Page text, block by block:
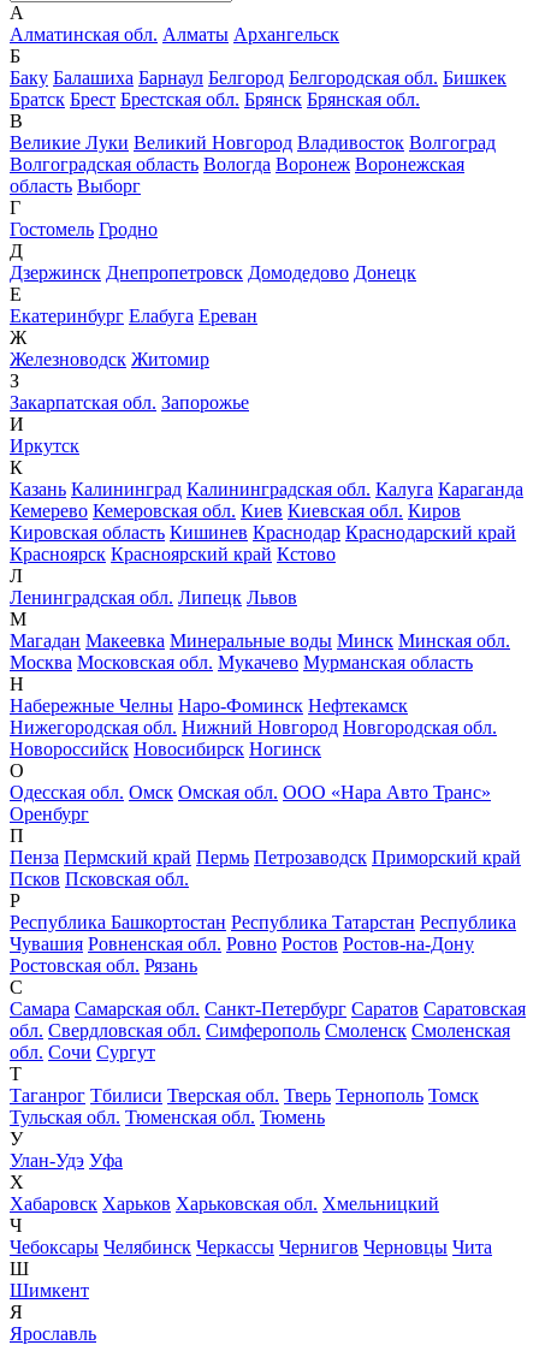
А
Алматинская обл. Алматы Архангельск
Б
Баку Балашиха Барнаул Белгород Белгородская обл. Бишкек
Братск Брест Брестская обл. Брянск Брянская обл.
В
Великие Луки Великий Новгород Владивосток Волгоград
Волгоградская область Вологда Воронеж Воронежская
область Выборг
Г
Гостомель Гродно
Д
Дзержинск Днепропетровск Домодедово Донецк
Е
Екатеринбург Елабуга Ереван
Ж
Железноводск Житомир
З
Закарпатская обл. Запорожье
И
Иркутск
К
Казань Калининград Калининградская обл. Калуга Караганда
Кемерево Кемеровская обл. Киев Киевская обл. Киров
Кировская область Кишинев Краснодар Краснодарский край
Красноярск Красноярский край Кстово
Л
Ленинградская обл. Липецк Львов
М
Магадан Макеевка Минеральные воды Минск Минская обл.
Москва Московская обл. Мукачево Мурманская область
Н
Набережные Челны Наро-Фоминск Нефтекамск
Нижегородская обл. Нижний Новгород Новгородская обл.
Новороссийск Новосибирск Ногинск
О
Одесская обл. Омск Омская обл. ООО «Нара Авто Транс»
Оренбург
П
Пенза Пермский край Пермь Петрозаводск Приморский край
Псков Псковская обл.
Р
Республика Башкортостан Республика Татарстан Республика
Чувашия Ровненская обл. Ровно Ростов Ростов-на-Дону
Ростовская обл. Рязань
С
Самара Самарская обл. Санкт-Петербург Саратов Саратовская
обл. Свердловская обл. Симферополь Смоленск Смоленская
обл. Сочи Сургут
Т
Таганрог Тбилиси Тверская обл. Тверь Тернополь Томск
Тульская обл. Тюменская обл. Тюмень
У
Улан-Удэ Уфа
Х
Хабаровск Харьков Харьковская обл. Хмельницкий
Ч
Чебоксары Челябинск Черкассы Чернигов Черновцы Чита
Ш
Шимкент
Я
Ярославль